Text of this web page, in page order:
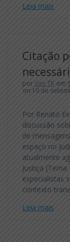
Leia mais
Citação
por Site TR em
on 10 de
Por Renato
discussão
de
espaço no
atualmente
Justiça
especialistas
contexto
Leia mais